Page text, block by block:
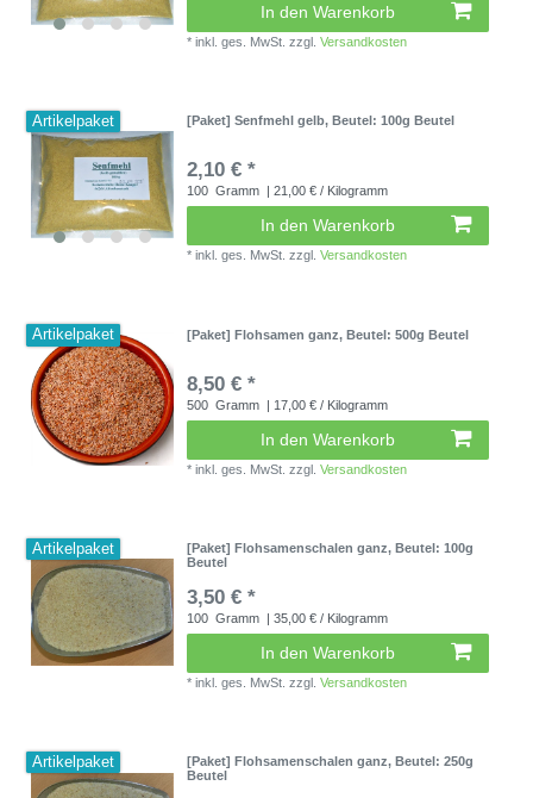
In den Warenkorb
*inkl. ges. MwSt. zzgl.Versandkosten
Artikelpaket [Paket] Senfmehl gelb, Beutel: 100g Beutel
2,10 € *
100 Gramm | 21,00 € / Kilogramm
In den Warenkorb
*inkl. ges. MwSt. zzgl.Versandkosten
Artikelpaket [Paket] Flohsamen ganz, Beutel: 500g Beutel
8,50 € *
500 Gramm | 17,00 € / Kilogramm
In den Warenkorb
*inkl. ges. MwSt. zzgl.Versandkosten
Artikelpaket [Paket] Flohsamenschalen ganz, Beutel: 100g
Beutel
3,50 € *
100 Gramm | 35,00 € / Kilogramm
In den Warenkorb
*inkl. ges. MwSt. zzgl.Versandkosten
Artikelpaket [Paket] Flohsamenschalen ganz, Beutel: 250g
Beutel